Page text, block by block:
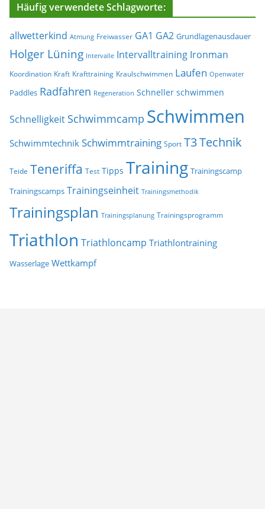
Häufig verwendete Schlagworte:
allwetterkind Atmung Freiwasser GA1 GA2 Grundlagenausdauer
Holger Lüning Intervalle Intervalltraining Ironman
Koordination Kraft Krafttraining Kraulschwimmen Laufen Openwater
Paddles Radfahren Regeneration Schneller schwimmen
Schnelligkeit Schwimmcamp Schwimmen
Schwimmtechnik Schwimmtraining Sport T3Technik
Teide Teneriffa Test Tipps Training Trainingscamp
Trainingscamps Trainingseinheit Trainingsmethodik
Trainingsplan Trainingsplanung Trainingsprogramm
Triathlon Triathloncamp Triathlontraining
Wasserlage Wettkampf